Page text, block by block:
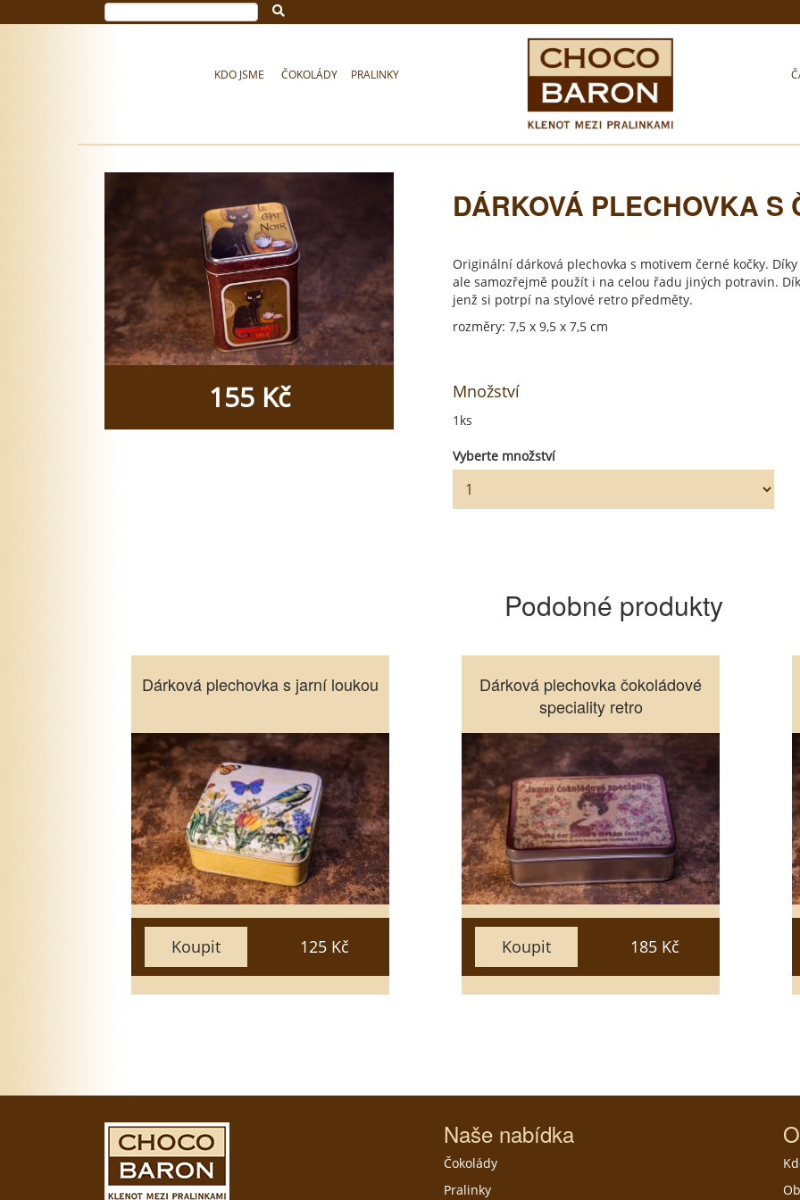
KDO JSME ČOKOLÁDY PRALINKY
155 Kč
DÁRKOVÁ PLECHOVKA S
Originální dárková plechovka s motivem černé kočky.
ale samozřejmě použít i na celou řadu jiných potravin.
jenž si potrpí na stylové retro předměty.
rozměry: 7,5 x 9,5 x 7,5 cm
Množství
1ks
Vyberte množství
Podobné produkty
Dárková plechovka s jarní loukou
Koupit 125 Kč
Dárková plechovka s jarní loukou
Vyberte množství
1
5
10
15
20
25
30
35
50
Zavřít
Vložit do košíku
Dárková plechovka čokoládové
speciality retro
Koupit 185 Kč
Dárková plechovka čokoládové
speciality retro
Vyberte množství
1
5
10
15
20
25
30
35
50
Zavřít
Vložit do košíku
Naše nabídka
Čokolády
Pralinky